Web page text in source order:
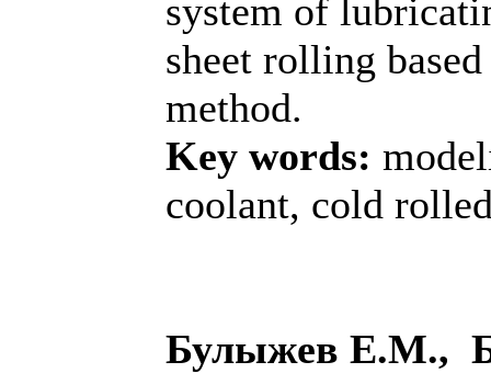
system of
sheet rolling
method.
Key words:
coolant, cold
Булыжев Е.М.,